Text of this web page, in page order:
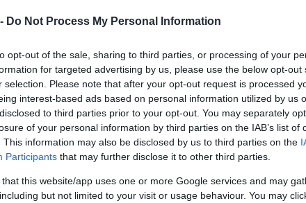
Do Not Process My Personal Information
opt-out of the sale, sharing to third parties, or processing of your
for targeted advertising by us, please use the below opt-out
selection. Please note that after your opt-out request is processed
interest-based ads based on personal information utilized by us
to third parties prior to your opt-out. You may separately
of your personal information by third parties on the IAB’s list of
This information may also be disclosed by us to third parties on the
Participants that may further disclose it to other third parties.
that this website/app uses one or more Google services and may
but not limited to your visit or usage behaviour. You may